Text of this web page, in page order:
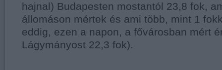
hajnal) Budapesten mostantól 23,8 fok,
állomáson mértek és ami több, mint 1
eddig, ezen a napon, a fővárosban mért
Lágymányost 22,3 fok).